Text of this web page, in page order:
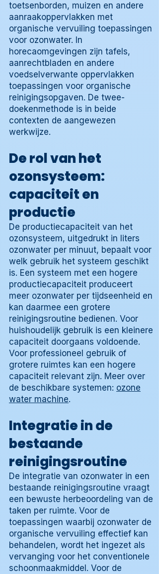
toetsenborden, muizen en andere
aanraakoppervlakken met
organische vervuiling toepassingen
voor ozonwater. In
horecaomgevingen zijn tafels,
aanrechtbladen en andere
voedselverwante oppervlakken
toepassingen voor organische
reinigingsopgaven. De twee-
doekenmethode is in beide
contexten de aangewezen
werkwijze.
De rol van het
ozonsysteem:
capaciteit en
productie
De productiecapaciteit van het
ozonsysteem, uitgedrukt in liters
ozonwater per minuut, bepaalt voor
welk gebruik het systeem geschikt
is. Een systeem met een hogere
productiecapaciteit produceert
meer ozonwater per tijdseenheid en
kan daarmee een grotere
reinigingsroutine bedienen. Voor
huishoudelijk gebruik is een kleinere
capaciteit doorgaans voldoende.
Voor professioneel gebruik of
grotere ruimtes kan een hogere
capaciteit relevant zijn. Meer over
de beschikbare systemen: ozone
water machine.
Integratie in de
bestaande
reinigingsroutine
De integratie van ozonwater in een
bestaande reinigingsroutine vraagt
een bewuste herbeoordeling van de
taken per ruimte. Voor de
toepassingen waarbij ozonwater de
organische vervuiling effectief kan
behandelen, wordt het ingezet als
vervanging voor het conventionele
schoonmaakmiddel. Voor de